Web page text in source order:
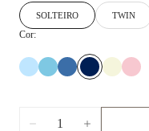
SOLTEIRO TWIN
Cor:
1